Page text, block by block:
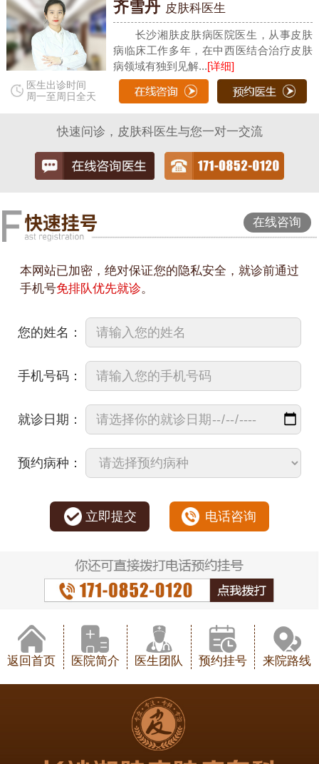
医生出诊时间
周一至周日全天
齐雪丹 皮肤科医生
长沙湘肤皮肤病医院医生，从事皮肤
病临床工作多年，在中西医结合治疗皮肤
病领域有独到见解...[详细]
快速问诊，皮肤科医生与您一对一交流
在线咨询
本网站已加密，绝对保证您的隐私安全，就诊前通过
手机号免排队优先就诊。
您的姓名：
手机号码：
就诊日期：
预约病种：
立即提交 电话咨询
返回首页 医院简介 医生团队 预约挂号 来院路线